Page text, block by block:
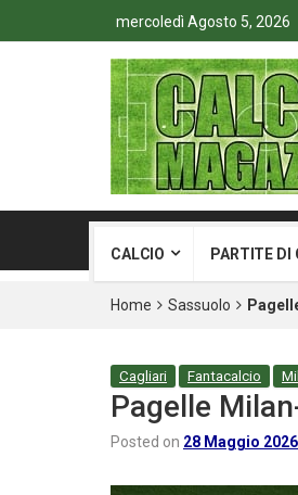
mercoledì Agosto 5, 2026
CALCIO PARTITE DI
Home Sassuolo
Cagliari Fantacalcio
Pagelle
Posted on 28 Maggio 2026